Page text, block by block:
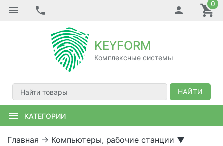
0
KEYFORM
Комплексные системы
НАЙТИ
КАТЕГОРИИ
Главная → Компьютеры, рабочие станции ▼